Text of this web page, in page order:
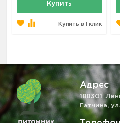
Купить
Купить в 1 клик
Адрес
188301,
Гатчина,